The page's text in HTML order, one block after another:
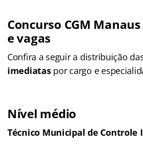
Concurso CGM
e vagas
Confira a seguir a distribuição
imediataspor cargo e
Nível médio
Técnico Municipal de Controle